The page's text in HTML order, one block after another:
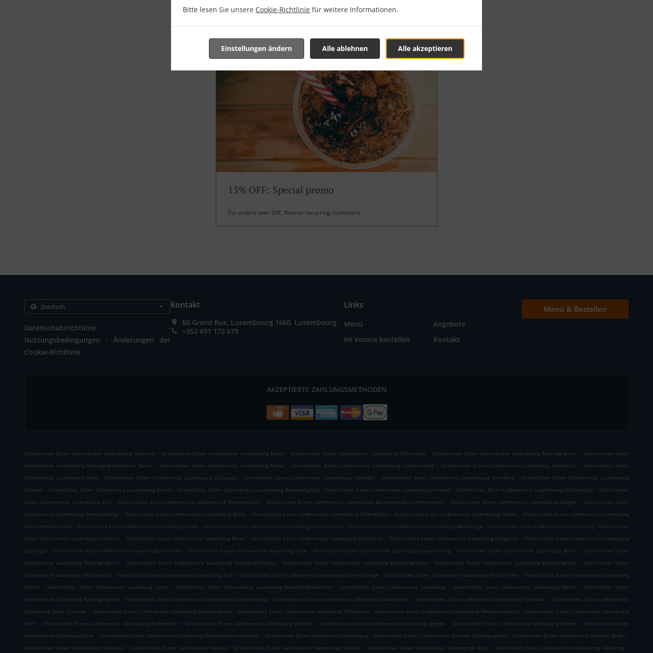
Bitte lesen Sie unsere Cookie-Richtlinie für weitere Informationen.
Alle akzeptieren
Alle ablehnen
Einstellungen ändern
15% OFF: Special promo
For orders over 30€. New or recurring customers
Datenschutzrichtlinie .
Nutzungsbedingungen .
Änderungen der
Cookie-Richtlinie
Kontakt
60 Grand Rue, Luxembourg 1660, Luxembourg
+352 691 172 679
Links
Menü
Angebote
Im Voraus bestellen
Kontakt
Menü & Bestellen
AKZEPTIERTE ZAHLUNGSMETHODEN
Griechisches Essen Lieferservice Luxembourg Hollerich . Griechisches Essen Lieferservice Luxembourg Belair . Griechisches Essen Lieferservice Luxembourg Ville-Haute . Griechisches Essen Lieferservice Luxembourg Rollengergronn . Griechisches Essen
Lieferservice Luxembourg Rollingergrund-North Belair . Griechisches Essen Lieferservice Luxembourg Märel . Griechisches Essen Lieferservice Luxembourg Limpertsberg . Griechisches Essen Lieferservice Luxembourg Gasperich . Griechisches Essen
Lieferservice Luxembourg Gare
. Griechisches Essen Lieferservice Luxembourg Cessange . Griechisches Essen Lieferservice Luxembourg Pafendall . Griechisches Essen Lieferservice Luxembourg Kirchberg . Griechisches Essen Lieferservice Luxembourg
Clausen . Griechisches Essen Lieferservice Luxembourg Grund . Griechisches Essen Lieferservice Luxembourg Bouneweg-Süd . Griechisches Essen Lieferservice Luxembourg Howald . Griechisches Essen Lieferservice Luxembourg Muhlenbach . Griechisches
Essen Lieferservice Luxembourg Eich . Griechisches Essen Lieferservice Luxembourg Weimerskirch . Griechisches Essen Lieferservice Luxembourg Bonnevoie-Nord-Verlorenkost . Griechisches Essen Lieferservice Luxembourg Beggen . Griechisches Essen
Lieferservice Luxembourg Dommeldange . Griechisches Essen Lieferservice Luxembourg Bridel . Griechisches Essen Lieferservice Luxembourg Polfermillen . Griechisches Essen Lieferservice Luxembourg Hamm . Griechisches Essen Lieferservice Luxembourg
Neudorf-Weimershof . Griechisches Essen Lieferservice Luxembourg Cents . Griechisches Essen Lieferservice Luxembourg Kockelscheuer . Griechisches Essen Lieferservice Luxembourg Bereldange . Griechisches Essen Lieferservice Luxembourg . Griechisches
Essen Lieferservice Luxemburg Hollerich . Griechisches Essen Lieferservice Luxemburg Belair . Griechisches Essen Lieferservice Luxemburg Ville-Haute . Griechisches Essen Lieferservice Luxemburg Gasperich . Griechisches Essen Lieferservice Luxemburg
Zessingen . Griechisches Essen Lieferservice Luxemburg Pafendall . Griechisches Essen Lieferservice Luxemburg Gare . Griechisches Essen Lieferservice Luxemburg Limpertsberg . Griechisches Essen Lieferservice Luxemburg Märel . Griechisches Essen
Lieferservice Luxemburg Rollengergronn
. Griechisches Essen Lieferservice Luxemburg Kirchberg-Plateau . Griechisches Essen Lieferservice Luxemburg Bonneweg-Nord . Griechisches Essen Lieferservice Luxemburg Bouneweg-Süd . Griechisches Essen
Lieferservice Luxemburg Mühlenbach . Griechisches Essen Lieferservice Luxemburg Eich . Griechisches Essen Lieferservice Luxemburg Dommeldange . Griechisches Essen Lieferservice Luxemburg Polfermillen . Griechisches Essen Lieferservice Luxemburg
Hamm
. Griechisches Essen Lieferservice Luxemburg Cents . Griechisches Essen Lieferservice Luxemburg Neudorf-Weimershof . Griechisches Essen Lieferservice Luxemburg . Griechisches Essen Lieferservice Lëtzebuerg Märel . Griechisches Essen
Lieferservice Lëtzebuerg Rollengergronn
. Griechisches Essen Lieferservice Lëtzebuerg Lampertsbierg . Griechisches Essen Lieferservice Lëtzebuerg Gaasperech . Griechisches Essen Lieferservice Lëtzebuerg Pafendall . Griechisches Essen Lieferservice
Lëtzebuerg Garer Quartier . Griechisches Essen Lieferservice Lëtzebuerg Bouneweg-Süd . Griechisches Essen Lieferservice Lëtzebuerg Millebaach . Griechisches Essen Lieferservice Lëtzebuerg Weimeschkierch . Griechisches Essen Lieferservice Lëtzebuerg
Eech
. Griechisches Essen Lieferservice Lëtzebuerg Polfermillen . Griechisches Essen Lieferservice Lëtzebuerg Helftent . Griechisches Essen Lieferservice Lëtzebuerg Beggen . Griechisches Essen Lieferservice Lëtzebuerg Hamm . Griechisches Essen
Lieferservice Lëtzebuerg Zens . Griechisches Essen Lieferservice Lëtzebuerg Neiduerf-Weimeschhaff . Griechisches Essen Lieferservice Lëtzebuerg . Griechisches Essen Lieferservice Strassen Rollengergronn . Griechisches Essen Lieferservice Strassen Bridel .
Griechisches Essen Lieferservice Strassen . Griechisches Essen Lieferservice Howald . Griechisches Essen Lieferservice Hesperange Howald . Griechisches Essen Lieferservice Hesperange Itzig . Griechisches Essen Lieferservice Hesperange Fentange .